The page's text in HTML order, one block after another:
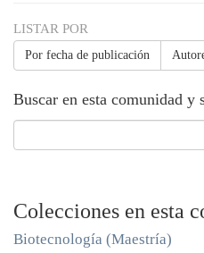
LISTAR POR
Por fecha de publicación
Buscar en esta comunidad y
Colecciones en esta
Biotecnología (Maestría)